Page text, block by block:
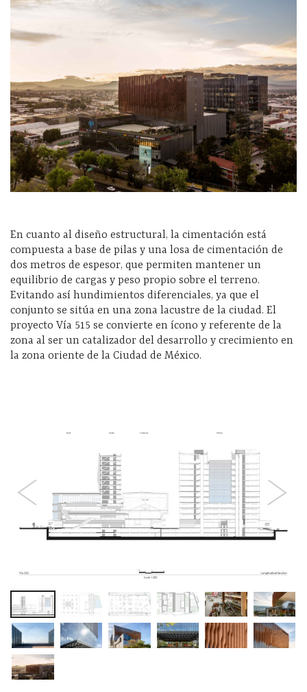
En cuanto al diseño estructural, la cimentación está
compuesta a base de pilas y una losa de cimentación de
dos metros de espesor, que permiten mantener un
equilibrio de cargas y peso propio sobre el terreno.
Evitando así hundimientos diferenciales, ya que el
conjunto se sitúa en una zona lacustre de la ciudad. El
proyecto Vía 515 se convierte en ícono y referente de la
zona al ser un catalizador del desarrollo y crecimiento en
la zona oriente de la Ciudad de México.